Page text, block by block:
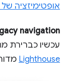
אופטימיזציה
navigation
עכשיו
Lighthouse